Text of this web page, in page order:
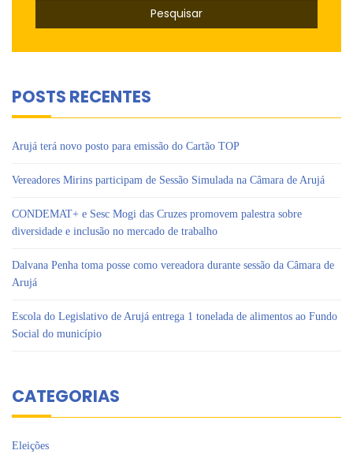
POSTS RECENTES
Arujá terá novo posto para emissão do Cartão TOP
Vereadores Mirins participam de Sessão Simulada na Câmara de Arujá
CONDEMAT+ e Sesc Mogi das Cruzes promovem palestra sobre
diversidade e inclusão no mercado de trabalho
Dalvana Penha toma posse como vereadora durante sessão da Câmara de
Arujá
Escola do Legislativo de Arujá entrega 1 tonelada de alimentos ao Fundo
Social do município
CATEGORIAS
Eleições